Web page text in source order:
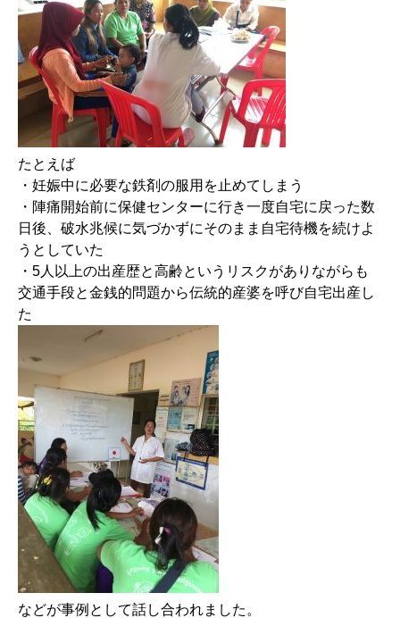
たとえば
・妊娠中に必要な鉄剤の服用を止めてしまう
・陣痛開始前に保健センターに行き一度自宅に戻った数
日後、破水兆候に気づかずにそのまま自宅待機を続けよ
うとしていた
・5人以上の出産歴と高齢というリスクがありながらも
交通手段と金銭的問題から伝統的産婆を呼び自宅出産し
た
などが事例として話し合われました。